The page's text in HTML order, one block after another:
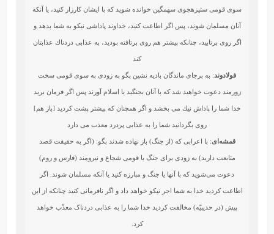
سوى قومى ستيزه‏جوى سهمگين خوانده شويد كه با ايشان كارزار كنيد، يا آنكه
آنان مسلمان شوند، پس اگر اطاعت كنيد، خداوند پاداشى نيكو به شما بدهد و
اگر روى برتابيد، چنانكه پيشتر هم روى برتافته بوديد، به عذابى دردناك عذابتان
كند
فولادوند: به برجاى‏ ماندگان باديه‏ نشين بگو به زودى به سوى قومى سخت
زورمند دعوت خواهيد شد كه با آنان بجنگيد يا اسلام آورند پس اگر فرمان بريد
خدا شما را پاداش نيك مى ‏بخشد و اگر همچنان كه پيشتر پشت كرديد [باز هم]
روى بگردانيد شما را به عذابى پردرد معذب مى دارد
قمشه‌ای: با اعرابی که (از جنگ) باز نهاده شدند بگو: (اگر به حقیقت قصد
متابعت دارید) به زودی برای جنگ با قومی شجاع و نیرومند (فارس و روم)
دعوت می‌شوید که با آنها یا جنگ و مبارزه کنید یا آنکه مسلمان شوند. اگر
اطاعت کردید خدا به شما اجر نیکو خواهد داد و اگر نافرمانی کنید چنانکه از این
پیش (در حدیبیّه) مخالفت کردید خدا شما را به عذابی دردناک معذّب خواهد
کرد.